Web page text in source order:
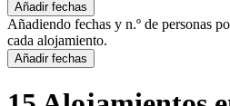
Añadir fechas
Añadiendo fechas y n.º de personas
cada alojamiento.
Añadir fechas